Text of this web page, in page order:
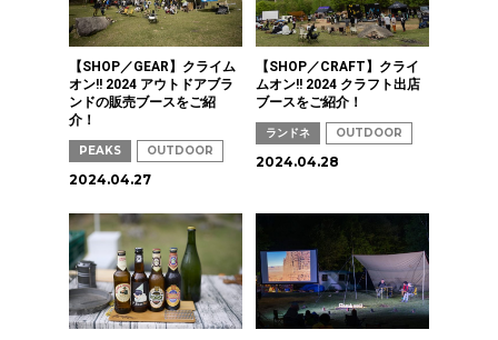
【SHOP／GEAR】クライム
オン!! 2024 アウトドアブラ
ンドの販売ブースをご紹
介！
PEAKS OUTDOOR
2024.04.27
【SHOP／CRAFT】クライ
ムオン!! 2024 クラフト出店
ブースをご紹介！
ランドネ OUTDOOR
2024.04.28